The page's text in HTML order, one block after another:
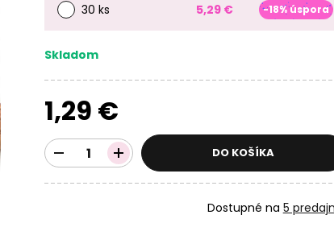
30 ks 5,29 € -18% úspora
Skladom
1,29 €
DO KOŠÍKA
Dostupné na 5